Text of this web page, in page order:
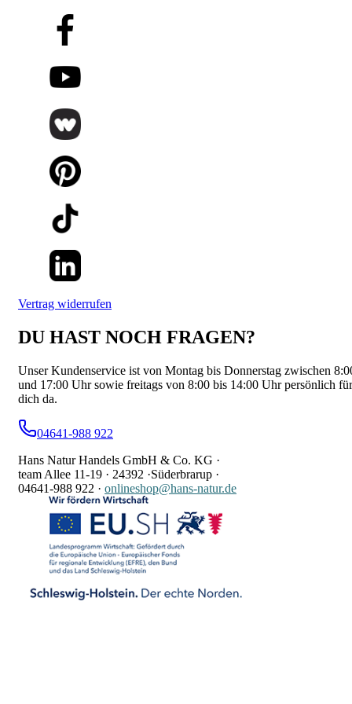
Vertrag widerrufen
DU HAST NOCH FRAGEN?
Unser Kundenservice ist von Montag bis Donnerstag zwischen
und 17:00 Uhr sowie freitags von 8:00 bis 14:00 Uhr persönlich für
dich da.
04641-988 922
Hans Natur Handels GmbH & Co. KG ·
team Allee 11-19 · 24392 ·Süderbrarup ·
04641-988 922 · onlineshop@hans-natur.de